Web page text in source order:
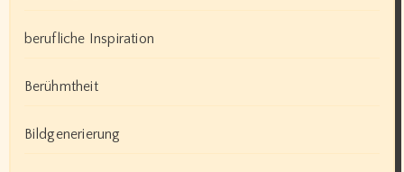
berufliche Inspiration
Berühmtheit
Bildgenerierung